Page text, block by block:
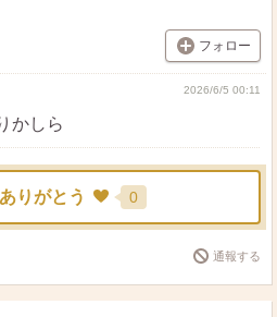
フォロー
2026/6/5 00:11
かしら
ありがとう 0
通報する